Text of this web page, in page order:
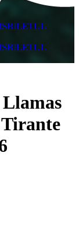
BILETUL
BILETUL